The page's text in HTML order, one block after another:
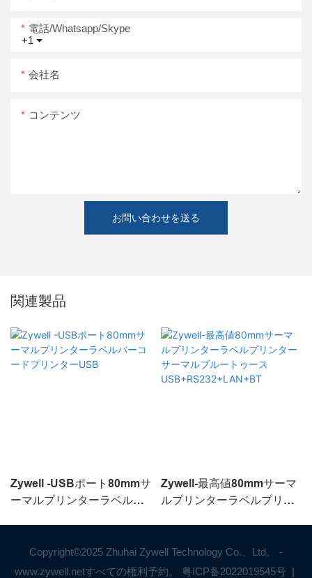
+1
電話/whatsapp/skype
会社名
コンテンツ
お問い合わせを送る
関連製品
Zywell -USBポート80mmサ
ーマルプリンターラベルバ
Zywell-最高値80mmサーマ
ルプリンターラベルプリン
Copyright©2025 Zhuhai Zywell Technology Co.、Ltd。 -
www.zywell.netすべての権利予約。 粤ICP备2022019545号 |